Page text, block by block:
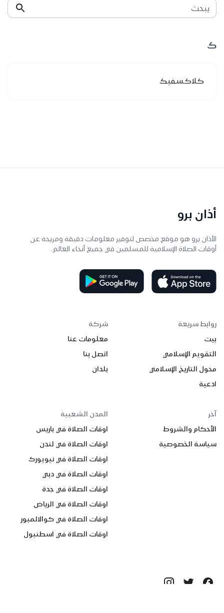
يبحث
ك
كلاكسفيك
أذان برو
الأذان برو هو موقع مخصص لتوفير معلومات دقيقة ومريحة عن
أوقات الصلاة الإسلامية للمسلمين في جميع أنحاء العالم.
روابط سريعة
بيت
التقويم الإسلامي
محول التاريخ الإسلامي
ادعية
شركة
معلومات عنا
اتصل بنا
بلدان
آخر
الأحكام والشروط
سياسة الخصوصية
المدن الشعبية
اوقات الصلاة في باريس
اوقات الصلاة في لندن
اوقات الصلاة في نيويورك
اوقات الصلاة في دبي
اوقات الصلاة في جدة
اوقات الصلاة في الرياض
اوقات الصلاة في كوالالمبور
اوقات الصلاة في اسطنبول